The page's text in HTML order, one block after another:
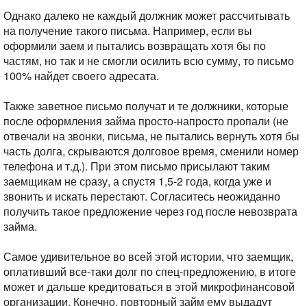
Однако далеко не каждый должник может рассчитывать
на получение такого письма. Например, если вы
оформили заем и пытались возвращать хотя бы по
частям, но так и не смогли осилить всю сумму, то письмо
100% найдет своего адресата.
Также заветное письмо получат и те должники, которые
после оформления займа просто-напросто пропали (не
отвечали на звонки, письма, не пытались вернуть хотя бы
часть долга, скрываются долговое время, сменили номер
телефона и т.д.). При этом письмо присылают таким
заемщикам не сразу, а спустя 1,5-2 года, когда уже и
звонить и искать перестают. Согласитесь неожиданно
получить такое предложение через год после невозврата
займа.
Самое удивительное во всей этой истории, что заемщик,
оплативший все-таки долг по спец-предложению, в итоге
может и дальше кредитоваться в этой микрофинансовой
организации. Конечно, повторный займ ему выдадут